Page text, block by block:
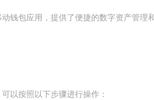
钱包应用，提供了便捷的数字资产管理
以按照以下步骤进行操作：